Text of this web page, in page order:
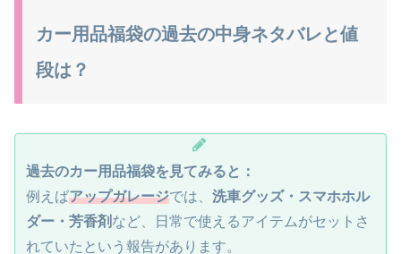
カー用品福袋の過去の中身ネタバレと値
段は？
過去のカー用品福袋を見てみると：
例えばアップガレージでは、 洗車グッズ・スマホホル
ダー・芳香剤 など、日常で使えるアイテムがセットさ
れていたという報告があります。